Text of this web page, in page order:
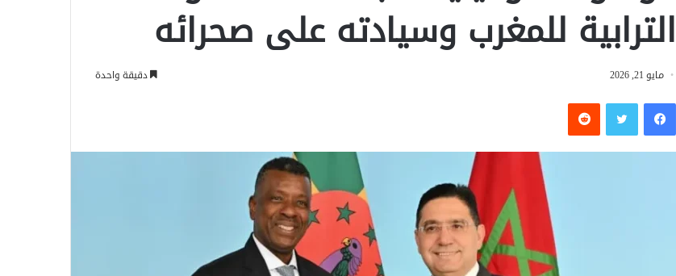
الترابية للمغرب وسيادته على صحرائه
مايو 21, 2026 دقيقة واحدة
فيسبوكتويتر